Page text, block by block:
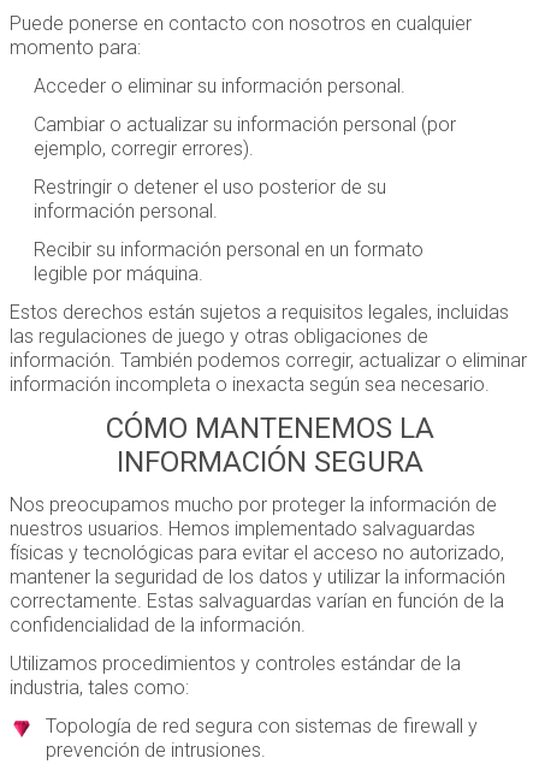
Puede ponerse en contacto con nosotros en cualquier
momento para:
Acceder o eliminar su información personal.
Cambiar o actualizar su información personal (por
ejemplo, corregir errores).
Restringir o detener el uso posterior de su
información personal.
Recibir su información personal en un formato
legible por máquina.
Estos derechos están sujetos a requisitos legales, incluidas
las regulaciones de juego y otras obligaciones de
información. También podemos corregir, actualizar o eliminar
información incompleta o inexacta según sea necesario.
CÓMO MANTENEMOS LA
INFORMACIÓN SEGURA
Nos preocupamos mucho por proteger la información de
nuestros usuarios. Hemos implementado salvaguardas
físicas y tecnológicas para evitar el acceso no autorizado,
mantener la seguridad de los datos y utilizar la información
correctamente. Estas salvaguardas varían en función de la
confidencialidad de la información.
Utilizamos procedimientos y controles estándar de la
industria, tales como:
Topología de red segura con sistemas de firewall y
prevención de intrusiones.